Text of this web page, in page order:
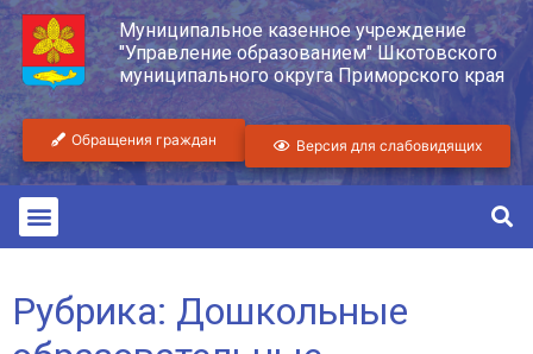
Муниципальное казенное учреждение
"Управление образованием" Шкотовского
муниципального округа Приморского края
Обращения граждан Версия для слабовидящих
Рубрика: Дошкольные